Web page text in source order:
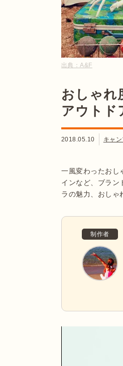
出典：A&F
おしゃれ
アウトド
2018.05.10 キャ
一風変わったおし
インなど、ブラン
ラの魅力、おしゃ
制作者